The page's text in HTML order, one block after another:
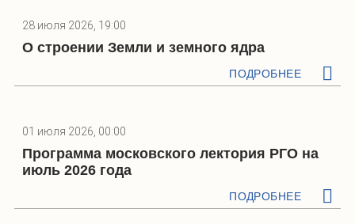
28 июля 2026, 19:00
О строении Земли и земного ядра
ПОДРОБНЕЕ
01 июля 2026, 00:00
Программа московского лектория РГО на
июль 2026 года
ПОДРОБНЕЕ